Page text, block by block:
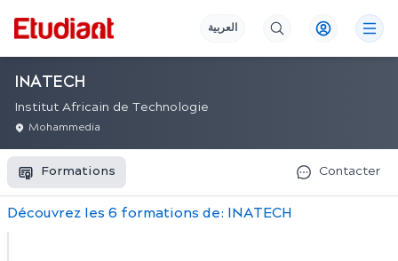
العربية
INATECH
Institut Africain de Technologie
Mohammedia
Formations Contacter
Découvrez les 6 formations de: INATECH